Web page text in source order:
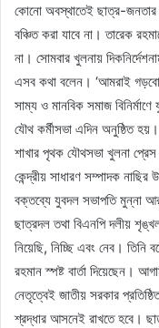
কোনো অবস্থাতেই ছাত্র-
বঞ্চিত করা যাবে না। তারেক
না। সোমবার খুলনায়
এসব কথা বলেন। ‘আমরাই গড়বো
সাম্য ও মানবিক সমাজ
যৌথ কর্মীসভা এদিন অনুষ্ঠিত
শাখার পৃথক যৌথসভা খুলনা
কেন্দ্রীয় সাধারণ সম্পাদক
বক্তব্যে যুবদল সভাপতি মুন্না
ছাত্রদল তথা বিএনপি দলীয়
নিয়েছি, নিচ্ছি এবং নেব। তিনি
রহমান স্পষ্ট বার্তা দিয়েছেন।
নেতৃত্বেই জাতীয় সরকার
শ্রদ্ধার আসনেই রাখতে হবে।